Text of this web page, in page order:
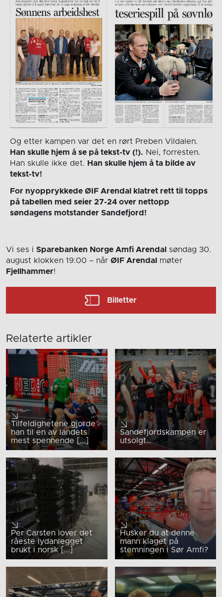
Og etter kampen var det en rørt Preben Vildalen.
Han skulle hjem å se på tekst-tv (!). Nei, forresten.
Han skulle ikke det. Han skulle hjem å ta bilde av
tekst-tv!
For nyopprykkede ØIF Arendal klatret rett til topps
på tabellen med seier 27-24 over nettopp
søndagens motstander Sandefjord!
Vi ses i Sparebanken Norge Amfi Arendal
søndag 30.
august klokken 19:00 – når ØIF Arendal
møter
Fjellhammer!
Billetter
Relaterte artikler
Tilfeldighetene gjorde
han til en av landets
mest spennende [...]
Sandefjordskampen er
utsolgt…
Per Carsten lover det
råeste lydanlegget
brukt i norsk [...]
Husker du at denne
mann klaget på
stemningen i Sør Amfi?